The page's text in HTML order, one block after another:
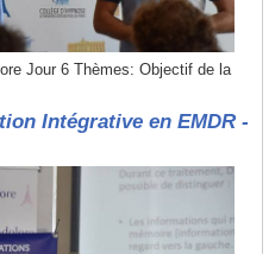
Jour 6 Thèmes: Objectif de la
Intégrative en EMDR -